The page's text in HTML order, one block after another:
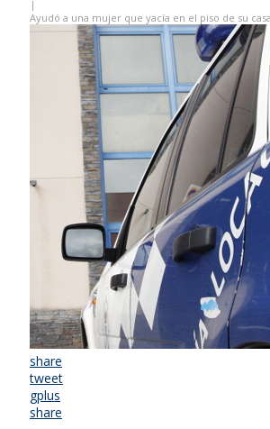
|
Ayudó a una mujer que yacía en el piso de su
share
tweet
gplus
share